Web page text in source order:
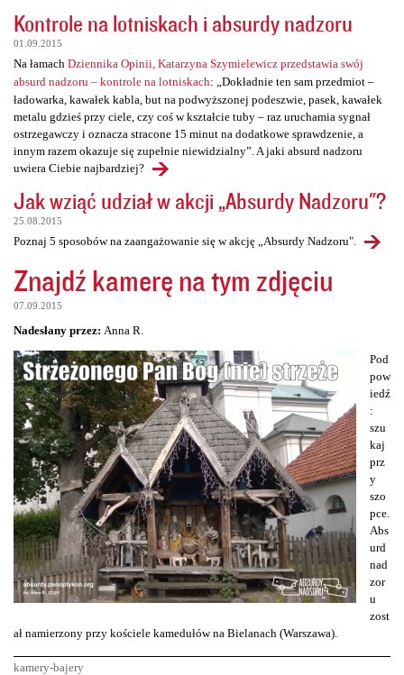
Kontrole na lotniskach i absurdy nadzoru
01.09.2015
Na łamach Dziennika Opinii, Katarzyna Szymielewicz przedstawia swój
absurd nadzoru – kontrole na lotniskach: „Dokładnie ten sam przedmiot –
ładowarka, kawałek kabla, but na podwyższonej podeszwie, pasek, kawałek
metalu gdzieś przy ciele, czy coś w kształcie tuby – raz uruchamia sygnał
ostrzegawczy i oznacza stracone 15 minut na dodatkowe sprawdzenie, a
innym razem okazuje się zupełnie niewidzialny”. A jaki absurd nadzoru
uwiera Ciebie najbardziej?
Jak wziąć udział w akcji „Absurdy Nadzoru"?
25.08.2015
Poznaj 5 sposobów na zaangażowanie się w akcję „Absurdy Nadzoru".
Znajdź kamerę na tym zdjęciu
07.09.2015
Nadesłany przez: Anna R.
Pod
pow
iedź
:
szu
kaj
prz
y
szo
pce.
Abs
urd
nad
zor
u
zost
ał namierzony przy kościele kamedułów na Bielanach (Warszawa).
kamery-bajery